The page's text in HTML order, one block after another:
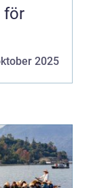
för
2025